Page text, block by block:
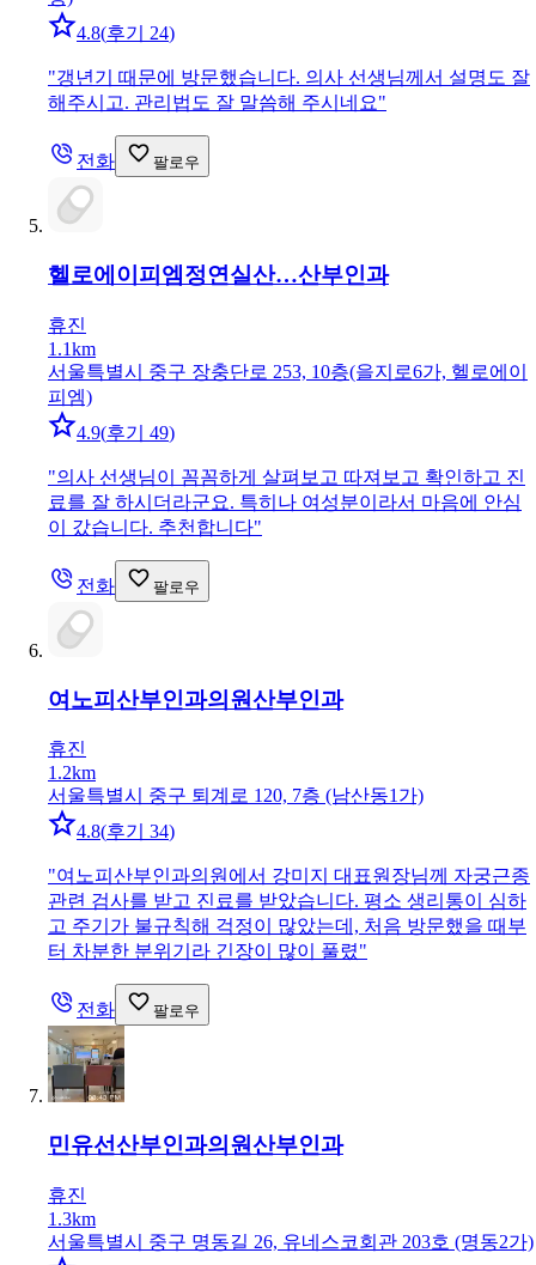
4.8(후기 24)
"갱년기 때문에 방문했습니다. 의사 선생님께서 설명도 잘
해주시고. 관리법도 잘 말씀해 주시네요"
전화 팔로우
헬로에이피엠정연실산…산부인과
휴진
1.1km
서울특별시 중구 장충단로 253, 10층(을지로6가, 헬로에이
피엠)
4.9(후기 49)
"의사 선생님이 꼼꼼하게 살펴보고 따져보고 확인하고 진
료를 잘 하시더라군요. 특히나 여성분이라서 마음에 안심
이 갔습니다. 추천합니다"
전화 팔로우
여노피산부인과의원산부인과
휴진
1.2km
서울특별시 중구 퇴계로 120, 7층 (남산동1가)
4.8(후기 34)
"여노피산부인과의원에서 강미지 대표원장님께 자궁근종
관련 검사를 받고 진료를 받았습니다. 평소 생리통이 심하
고 주기가 불규칙해 걱정이 많았는데, 처음 방문했을 때부
터 차분한 분위기라 긴장이 많이 풀렸"
전화 팔로우
민유선산부인과의원산부인과
휴진
1.3km
서울특별시 중구 명동길 26, 유네스코회관 203호 (명동2가)